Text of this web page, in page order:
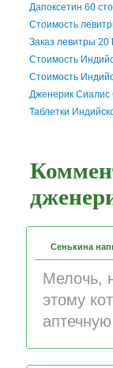
Дапоксетин 60
Стоимость
Заказ левитры 20
Стоимость
Стоимость
Дженерик Сиалис
Таблетки
Сенькина
Мелочь,
этому